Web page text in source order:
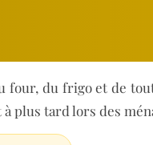
du frigo et de
plus tard lors des